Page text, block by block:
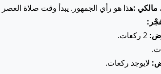
مالكي :هذا هو رأي الجمهور. يبدأ وقت صلاة
لايوجد ركعات.